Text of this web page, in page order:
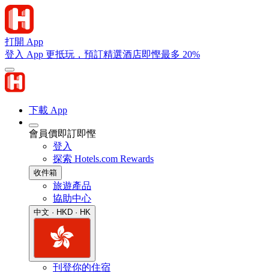
打開 App
登入 App 更抵玩，預訂精選酒店即慳最多 20%
下載 App
會員價即訂即慳
登入
探索 Hotels.com Rewards
收件箱
旅遊產品
協助中心
中文 · HKD · HK
刊登你的住宿